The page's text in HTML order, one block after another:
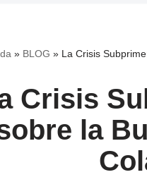
» BLOG » La Crisis
Crisis
la